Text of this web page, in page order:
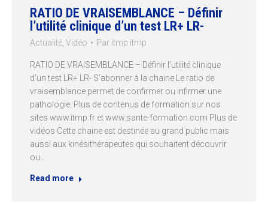
RATIO DE VRAISEMBLANCE – Définir
l’utilité clinique d’un test LR+ LR-
Actualité Vidéo Par itmp itmp
RATIO DE VRAISEMBLANCE – Définir l’utilité clinique
d’un test LR+ LR- S’abonner à la chaine Le ratio de
vraisemblance permet de confirmer ou infirmer une
pathologie. Plus de contenus de formation sur nos
sites www.itmp.fr et www.sante-formation.com Plus de
vidéos Cette chaine est destinée au grand public mais
aussi aux kinésithérapeutes qui souhaitent découvrir
ou…
Read more